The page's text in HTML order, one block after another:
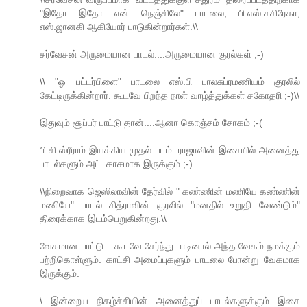
"இதோ இதோ என் நெஞ்சிலே" பாடலை, பி.எஸ்.சசிரேகா,
எஸ்.ஜானகி ஆகியோர் பாடுகின்றார்கள்.\\
சர்வேசன் அருமையான பாடல்....அருமையான குரல்கள் ;-)
\\ "ஓ பட்டர்பிளை" பாடலை எஸ்.பி பாலசுப்ரமணியம் குரலில்
கேட்டிருக்கின்றார். கூடவே பிறந்த நாள் வாழ்த்துக்கள் சகோதரி ;-)\\
இதுவும் சூப்பர் பாட்டு தான்....ஆனா கொஞ்சம் சோகம் ;-(
பி.சி.ஸ்ரீராம் இயக்கிய முதல் படம். ராஜாவின் இசையில் அனைத்து
பாடல்களும் அட்டகாசமாக இருக்கும் ;-)
\\நிறைவாக ஜெஸிலாவின் தேர்வில் " கண்ணின் மணியே கண்ணின்
மணியே" பாடல் சித்ராவின் குரலில் "மனதில் உறுதி வேண்டும்"
திரைக்காக இடம்பெறுகின்றது.\\
வேகமான பாட்டு....கூடவே சேர்ந்து பாடினால் அந்த வேகம் நமக்கும்
பற்றிகொள்ளும். காட்சி அமைப்புகளும் பாடலை போன்று வேகமாக
இருக்கும்.
\ இன்றைய நிகழ்ச்சியின் அனைத்துப் பாடல்களுக்கும் இசை